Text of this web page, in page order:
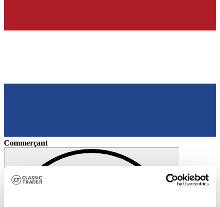
Commerçant